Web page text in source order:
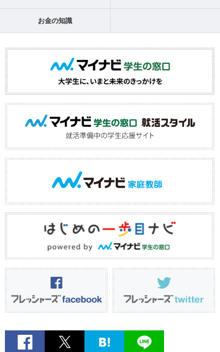
お金の知識